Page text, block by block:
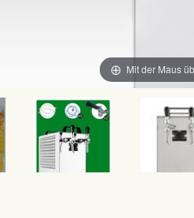
Mit der Maus